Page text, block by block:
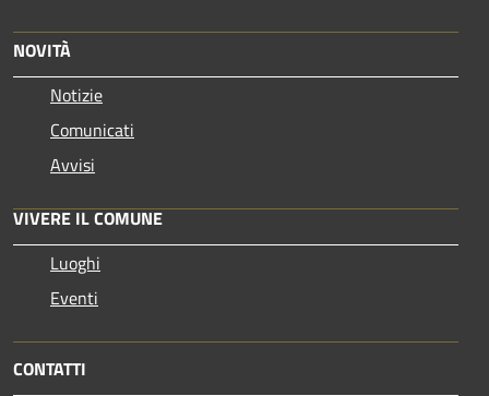
NOVITÀ
Notizie
Comunicati
Avvisi
VIVERE IL COMUNE
Luoghi
Eventi
CONTATTI